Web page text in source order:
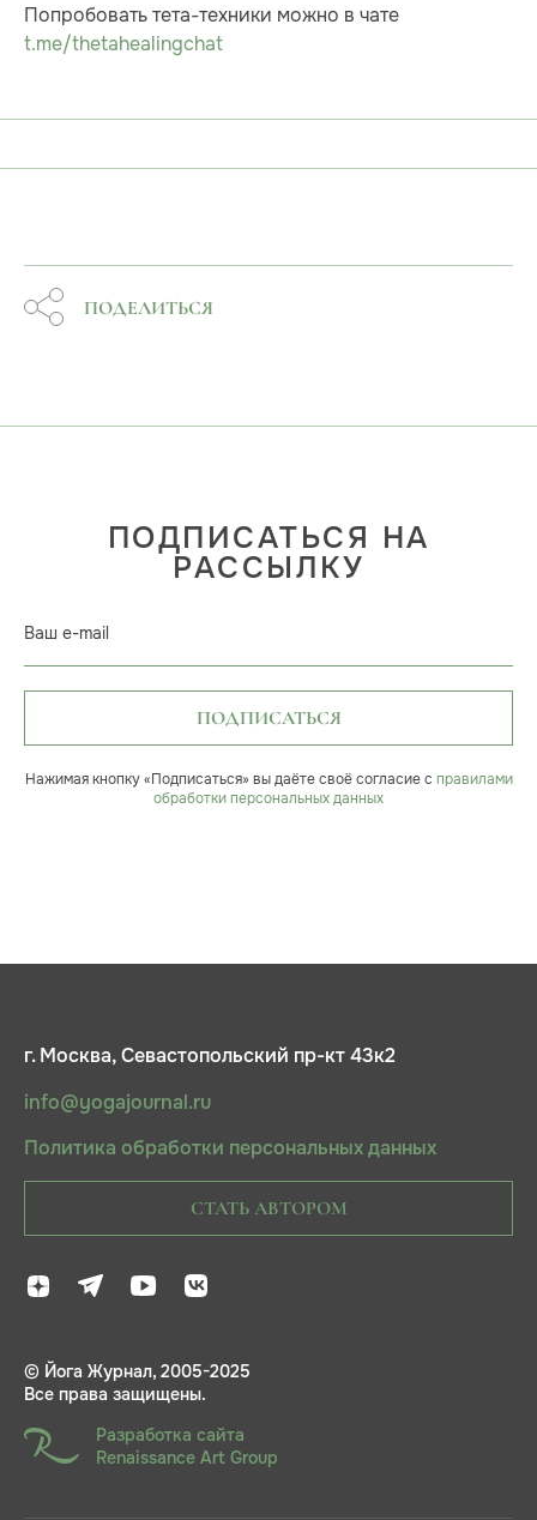
Попробовать тета-техники можно в чате
t.me/thetahealingchat
ПОДЕЛИТЬСЯ
ПОДПИСАТЬСЯ НА
РАССЫЛКУ
Ваш e-mail
ПОДПИСАТЬСЯ
Нажимая кнопку «Подписаться» вы даёте своё согласие с правилами
обработки персональных данных
г. Москва, Севастопольский пр-кт 43к2
info@yogajournal.ru
Политика обработки персональных данных
СТАТЬ АВТОРОМ
© Йога Журнал, 2005-2025
Все права защищены.
Разработка сайта
Renaissance Art Group